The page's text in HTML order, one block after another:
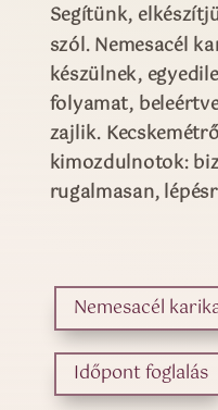
Segítünk,
szól. Nemesacél
készülnek,
folyamat,
zajlik.
kimozdulnotok:
rugalmasan,
Nemesacél
Időpont foglalás